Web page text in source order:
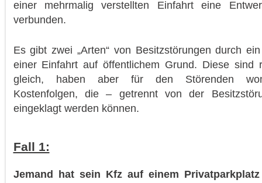
einer mehrmalig verstellten Einfahrt eine
verbunden.
Es gibt zwei „Arten“ von Besitzstörungen durch
einer Einfahrt auf öffentlichem Grund. Diese sind
gleich, haben aber für den Störenden
Kostenfolgen, die – getrennt von der
eingeklagt werden können.
Fall 1:
Jemand hat sein Kfz auf einem